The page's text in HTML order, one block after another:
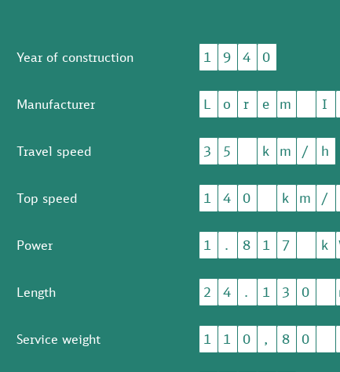
Year of construction 1 9 4 0
Manufacturer L o r e m I
Travel speed 3 5 k m / h
Top speed 1 4 0 k m /
Power 1 . 8 1 7 k
Length 2 4 . 1 3 0
Service weight 1 1 0 , 8 0